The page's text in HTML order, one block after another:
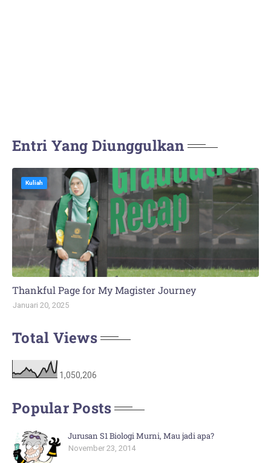
Entri Yang Diunggulkan
Kuliah
Thankful Page for My Magister Journey
Januari 20, 2025
Total Views
1,050,206
Popular Posts
Jurusan S1 Biologi Murni, Mau jadi apa?
November 23, 2014